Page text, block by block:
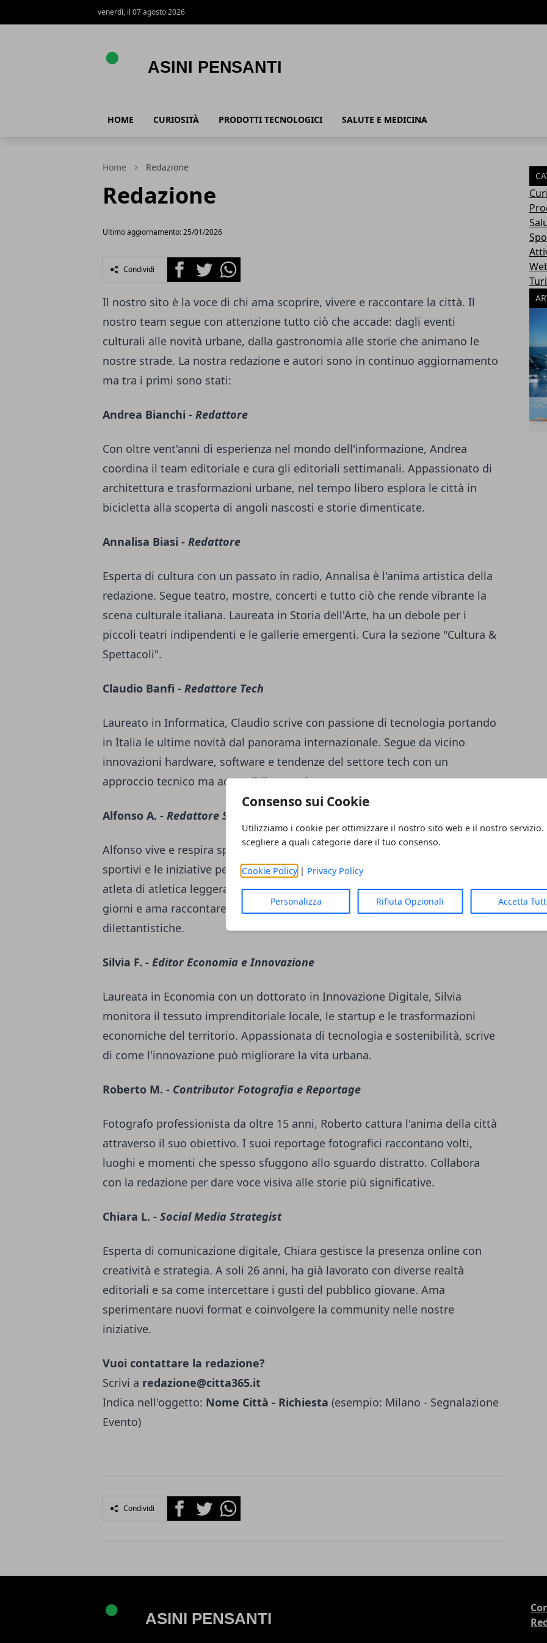
Consenso sui Cookie
Utilizziamo i cookie per ottimizzare il nostro sito web e il nostro servizio.
scegliere a quali categorie dare il tuo consenso.
Cookie Policy| Privacy Policy
Personalizza Rifiuta Opzionali Accetta
venerdì, il 07 agosto 2026
HOME CURIOSITÀ PRODOTTI TECNOLOGICI SALUTE E MEDICINA
Home Redazione
Redazione
Ultimo aggiornamento: 25/01/2026
Condividi FacebookTwitterWhatsapp
Il nostro sito è la voce di chi ama scoprire, vivere e raccontare la città. Il
nostro team segue con attenzione tutto ciò che accade: dagli eventi
culturali alle novità urbane, dalla gastronomia alle storie che animano le
nostre strade. La nostra redazione e autori sono in continuo aggiornamento
ma tra i primi sono stati:
Andrea Bianchi - Redattore
Con oltre vent'anni di esperienza nel mondo dell'informazione, Andrea
coordina il team editoriale e cura gli editoriali settimanali. Appassionato di
architettura e trasformazioni urbane, nel tempo libero esplora le città in
bicicletta alla scoperta di angoli nascosti e storie dimenticate.
Annalisa Biasi - Redattore
Esperta di cultura con un passato in radio, Annalisa è l'anima artistica della
redazione. Segue teatro, mostre, concerti e tutto ciò che rende vibrante la
scena culturale italiana. Laureata in Storia dell'Arte, ha un debole per i
piccoli teatri indipendenti e le gallerie emergenti. Cura la sezione "Cultura &
Spettacoli".
Claudio Banfi - Redattore Tech
Laureato in Informatica, Claudio scrive con passione di tecnologia portando
in Italia le ultime novità dal panorama internazionale. Segue da vicino
innovazioni hardware, software e tendenze del settore tech con un
approccio tecnico ma accessibile a tutti.
Alfonso A. - Redattore Sport e Tempo Libero
Alfonso vive e respira sport da sempre. Segue le squadre locali, gli eventi
sportivi e le iniziative per il tempo libero con entusiasmo contagioso. Ex
atleta di atletica leggera, conosce l'importanza dello sport nella vita di tutti i
giorni e ama raccontare le storie degli sportivi emergenti e delle realtà
dilettantistiche.
Silvia F. - Editor Economia e Innovazione
Laureata in Economia con un dottorato in Innovazione Digitale, Silvia
monitora il tessuto imprenditoriale locale, le startup e le trasformazioni
economiche del territorio. Appassionata di tecnologia e sostenibilità, scrive
di come l'innovazione può migliorare la vita urbana.
Roberto M. - Contributor Fotografia e Reportage
Fotografo professionista da oltre 15 anni, Roberto cattura l'anima della città
attraverso il suo obiettivo. I suoi reportage fotografici raccontano volti,
luoghi e momenti che spesso sfuggono allo sguardo distratto. Collabora
con la redazione per dare voce visiva alle storie più significative.
Chiara L. - Social Media Strategist
Esperta di comunicazione digitale, Chiara gestisce la presenza online con
creatività e strategia. A soli 26 anni, ha già lavorato con diverse realtà
editoriali e sa come intercettare i gusti del pubblico giovane. Ama
sperimentare nuovi format e coinvolgere la community nelle nostre
iniziative.
Vuoi contattare la redazione?
Scrivi a redazione@citta365.it
Indica nell'oggetto: Nome Città - Richiesta (esempio: Milano - Segnalazione
Evento)
Condividi FacebookTwitterWhatsapp